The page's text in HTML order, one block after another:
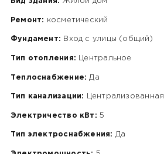
Ремонт: косметический
Фундамент: Вход с улицы (общий)
Тип отопления: Центральное
Теплоснабжение: Да
Тип канализации: Централизованная
Электричество кВт: 5
Тип электроснабжения: Да